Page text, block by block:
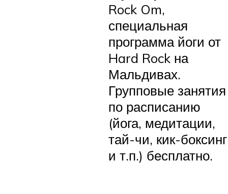
Rock Om,
специальная
программа йоги от
Hard Rock на
Мальдивах.
Групповые занятия
по расписанию
(йога, медитации,
тай-чи, кик-боксинг
и т.п.) бесплатно.